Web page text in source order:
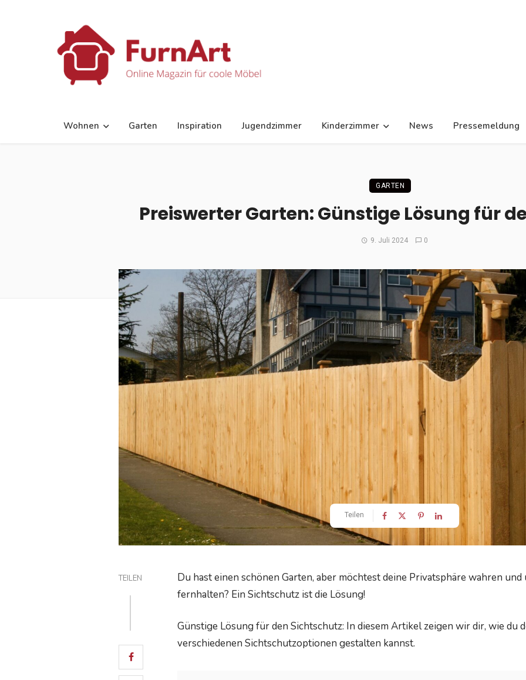
Wohnen Garten Inspiration Jugendzimmer Kinderzimmer News Pressemeldung
GARTEN
Preiswerter Garten: Günstige Lösung für
9. Juli 2024 0
Teilen
TEILEN
Du hast einen schönen Garten, aber möchtest deine Privatsphäre wahren
fernhalten? Ein Sichtschutz ist die Lösung!
Günstige Lösung für den Sichtschutz: In diesem Artikel zeigen wir dir, wie du
verschiedenen Sichtschutzoptionen gestalten kannst.